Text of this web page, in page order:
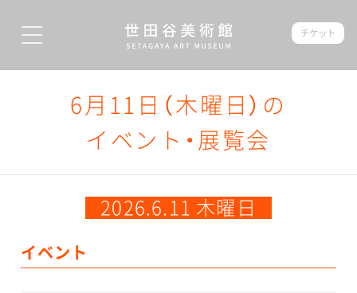
チケット
6月11日（木曜日）の
イベント・展覧会
2026.6.11 木曜日
イベント